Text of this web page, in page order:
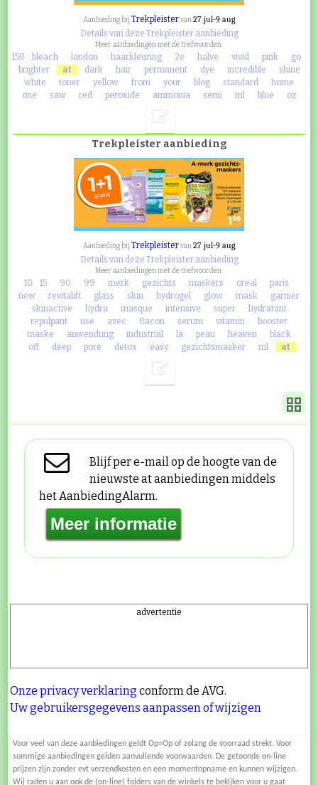
Aanbieding bij Trekpleistervan27 jul-9 aug
Details van deze Trekpleister aanbieding
Meer aanbiedingen met de trefwoorden:
150 bleach london haarkleuring 2e halve vivid pink
go
brighter
at dark hair permanent dye incredible
shine
white
toner yellow from your blog standard
home
one
saw red peroxide ammonia semi ml blue oz
Trekpleister aanbieding
Aanbieding bij Trekpleistervan27 jul-9 aug
Details van deze Trekpleister aanbieding
Meer aanbiedingen met de trefwoorden:
10 15 90 99 merk gezichts maskers oreal
paris
new
revitalift glass skin hydrogel glow mask
garnier
skinactive
hydra masque intensive super
hydratant
repulpant
use avec flacon serum vitamin
booster
maske
anwendung industrial la peau heaven
black
off
deep pore detox easy gezichtsmasker ml at
Blijf per e-mail op de hoogte van de
nieuwste at aanbiedingen middels
het AanbiedingAlarm.
advertentie
Onze privacy verklaring conform de AVG.
Uw gebruikersgegevens aanpassen of wijzigen
Voor veel van deze aanbiedingen geldt Op=Op of zolang de voorraad strekt. Voor
sommige aanbiedingen gelden aanvullende voorwaarden. De getoonde on-line
prijzen zijn zonder evt verzendkosten en een momentopname en kunnen wijzigen.
Wij raden u aan ook de (on-line) folders van de winkels te bekijken voor u gaat